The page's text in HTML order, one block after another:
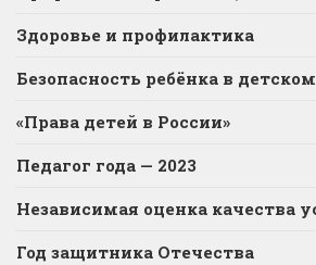
Здоровье и профилактика
Безопасность ребёнка в
«Права детей в России»
Педагог года — 2023
Независимая оценка качества
Год защитника Отечества